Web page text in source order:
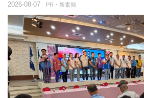
PR・新素簡
2026-08-07